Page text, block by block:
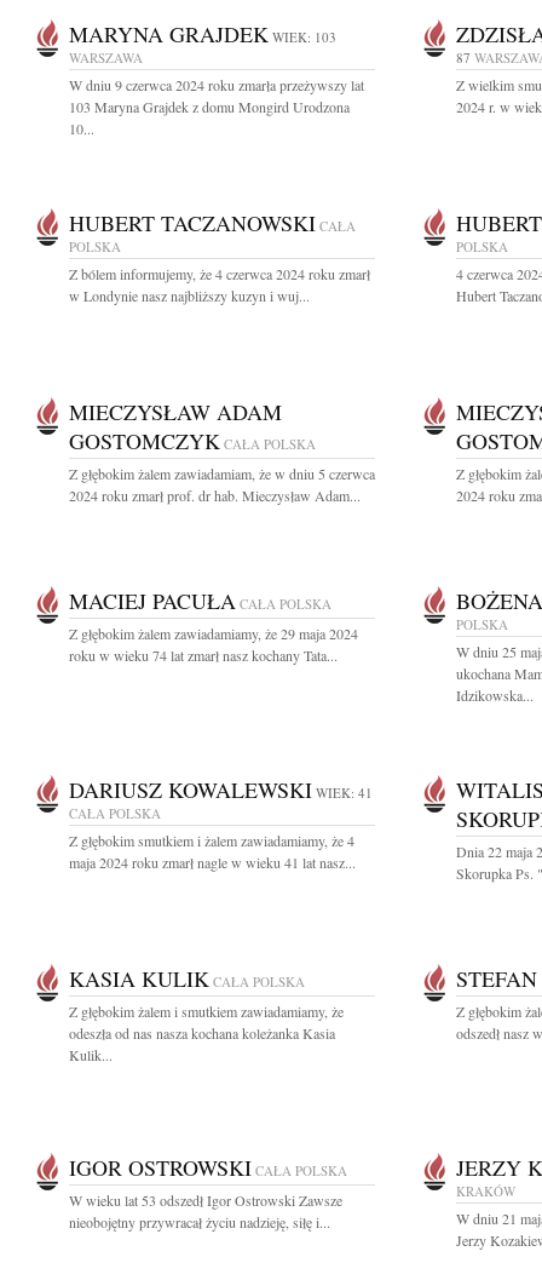
MARYNA GRAJDEK WIEK: 103
WARSZAWA
W dniu 9 czerwca 2024 roku zmarła przeżywszy lat
103 Maryna Grajdek z domu Mongird Urodzona
10...
87
Z wielkim
2024 r. w
HUBERT TACZANOWSKI CAŁA
POLSKA
Z bólem informujemy, że 4 czerwca 2024 roku zmarł
w Londynie nasz najbliższy kuzyn i wuj...
POLSKA
4 czerwca
Hubert
MIECZYSŁAW ADAM
GOSTOMCZYK CAŁA POLSKA
Z głębokim żalem zawiadamiam, że w dniu 5 czerwca
2024 roku zmarł prof. dr hab. Mieczysław Adam...
Z głębokim
2024 roku
MACIEJ PACUŁA CAŁA POLSKA
Z głębokim żalem zawiadamiamy, że 29 maja 2024
roku w wieku 74 lat zmarł nasz kochany Tata...
POLSKA
W dniu 25
ukochana
Idzikowska...
DARIUSZ KOWALEWSKI WIEK: 41
CAŁA POLSKA
Z głębokim smutkiem i żalem zawiadamiamy, że 4
maja 2024 roku zmarł nagle w wieku 41 lat nasz...
Dnia 22 maja
Skorupka Ps.
KASIA KULIK CAŁA POLSKA
Z głębokim żalem i smutkiem zawiadamiamy, że
odeszła od nas nasza kochana koleżanka Kasia
Kulik...
Z głębokim
odszedł nasz
IGOR OSTROWSKI CAŁA POLSKA
W wieku lat 53 odszedł Igor Ostrowski Zawsze
nieobojętny przywracał życiu nadzieję, siłę i...
JERZY
KRAKÓW
W dniu 21
Jerzy